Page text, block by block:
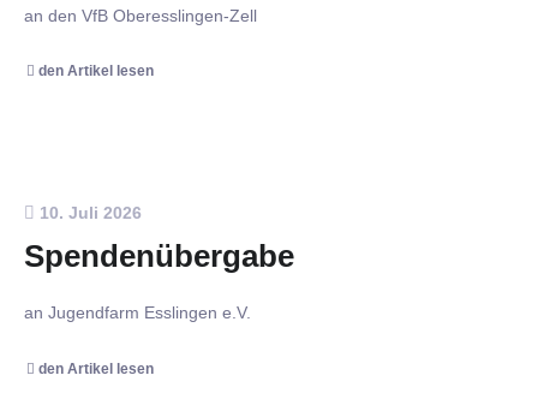
an den VfB Oberesslingen-Zell
den Artikel lesen
10. Juli 2026
Spendenübergabe
an Jugendfarm Esslingen e.V.
den Artikel lesen